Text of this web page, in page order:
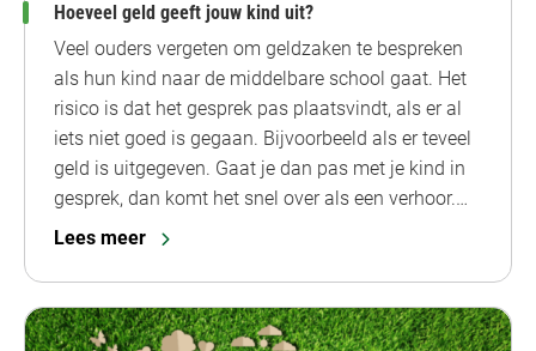
Hoeveel geld geeft jouw kind uit?
Veel ouders vergeten om geldzaken te bespreken
als hun kind naar de middelbare school gaat. Het
risico is dat het gesprek pas plaatsvindt, als er al
iets niet goed is gegaan. Bijvoorbeeld als er teveel
geld is uitgegeven. Gaat je dan pas met je kind in
gesprek, dan komt het snel over als een verhoor.…
Lees meer